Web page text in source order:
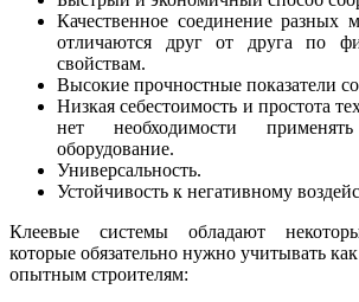
Качественное соединение разных
отличаются друг от друга по
свойствам.
Высокие прочностные показатели
Низкая себестоимость и простота
нет необходимости применять
оборудование.
Универсальность.
Устойчивость к негативному
Клеевые системы обладают
которые обязательно нужно учитывать
опытным строителям: